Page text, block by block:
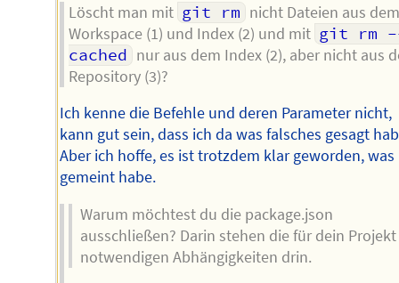
Löscht man mit git rm nicht Dateien aus
Workspace (1) und Index (2) und mit git rm
cached nur aus dem Index (2), aber nicht aus
Repository (3)?
Ich kenne die Befehle und deren Parameter nicht,
kann gut sein, dass ich da was falsches gesagt
Aber ich hoffe, es ist trotzdem klar geworden, was
gemeint habe.
Warum möchtest du die package.json
ausschließen? Darin stehen die für dein Projekt
notwendigen Abhängigkeiten drin.